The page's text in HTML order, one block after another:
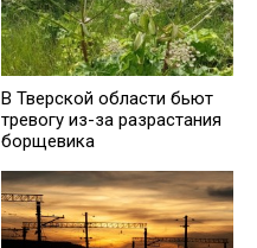
В Тверской области бьют
тревогу из-за разрастания
борщевика